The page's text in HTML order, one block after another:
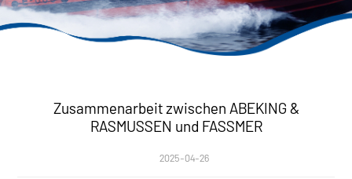
Zusammenarbeit zwischen ABEKING &
RASMUSSEN und FASSMER
2025-04-26